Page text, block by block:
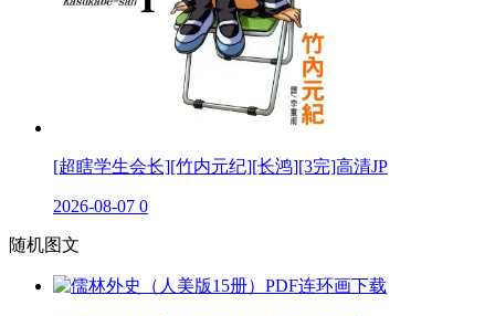
[超瞎学生会长][竹内元纪][长鸿][3完]高清JP
2026-08-07 0
随机图文